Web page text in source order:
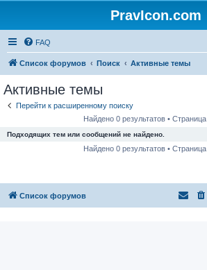
PravIcon.com
FAQ
Список форумов Поиск Активные темы
Активные темы
Перейти к расширенному поиску
Найдено 0 результатов • Страница
Подходящих тем или сообщений не найдено.
Найдено 0 результатов • Страница
Список форумов